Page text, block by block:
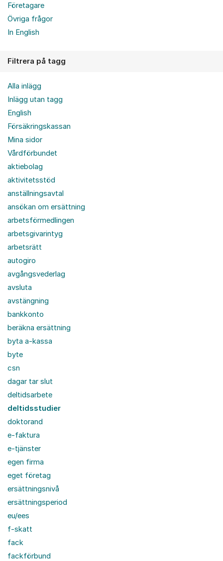
Företagare
Övriga frågor
In English
Filtrera på tagg
Alla inlägg
Inlägg utan tagg
English
Försäkringskassan
Mina sidor
Vårdförbundet
aktiebolag
aktivitetsstöd
anställningsavtal
ansökan om ersättning
arbetsförmedlingen
arbetsgivarintyg
arbetsrätt
autogiro
avgångsvederlag
avsluta
avstängning
bankkonto
beräkna ersättning
byta a-kassa
byte
csn
dagar tar slut
deltidsarbete
deltidsstudier
doktorand
e-faktura
e-tjänster
egen firma
eget företag
ersättningsnivå
ersättningsperiod
eu/ees
f-skatt
fack
fackförbund